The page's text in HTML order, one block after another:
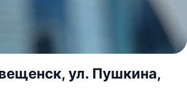
ул. Пушкина,